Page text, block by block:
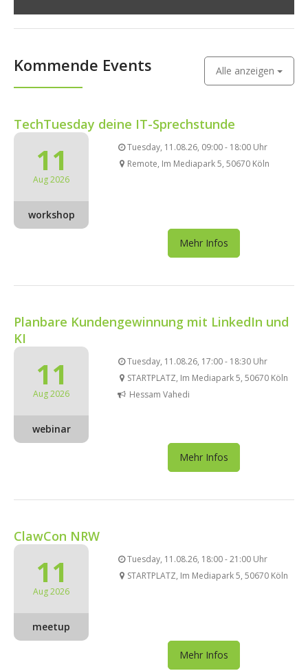
Kommende Events Alle anzeigen
TechTuesday deine IT-Sprechstunde
11
Aug 2026
workshop
Tuesday, 11.08.26, 09:00 - 18:00 Uhr
Remote, Im Mediapark 5, 50670 Köln
Mehr Infos
Planbare Kundengewinnung mit LinkedIn und
KI
11
Aug 2026
webinar
Tuesday, 11.08.26, 17:00 - 18:30 Uhr
STARTPLATZ, Im Mediapark 5, 50670 Köln
Hessam Vahedi
Mehr Infos
ClawCon NRW
11
Aug 2026
meetup
Tuesday, 11.08.26, 18:00 - 21:00 Uhr
STARTPLATZ, Im Mediapark 5, 50670 Köln
Mehr Infos